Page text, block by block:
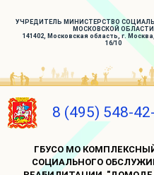
УЧРЕДИТЕЛЬ МИНИСТЕРСТВО
МОСКОВСКОЙ ОБЛАСТИ
141402, Московская область, г.
16/10
8 (495) 548-
ГБУСО МО
СОЦИАЛЬНОГО